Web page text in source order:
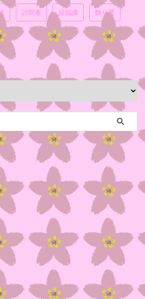
訪問着 豆知識 飾り帯